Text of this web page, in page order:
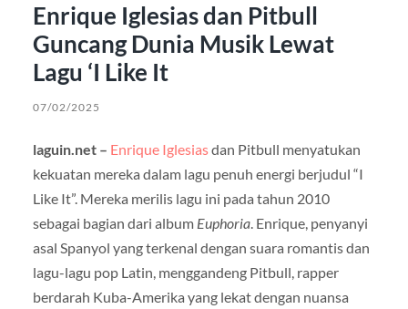
Enrique Iglesias dan Pitbull
Guncang Dunia Musik Lewat
Lagu ‘I Like It
07/02/2025
laguin.net – Enrique Iglesiasdan Pitbull menyatukan
kekuatan mereka dalam lagu penuh energi berjudul “I
Like It”. Mereka merilis lagu ini pada tahun 2010
sebagai bagian dari album Euphoria. Enrique, penyanyi
asal Spanyol yang terkenal dengan suara romantis dan
lagu-lagu pop Latin, menggandeng Pitbull, rapper
berdarah Kuba-Amerika yang lekat dengan nuansa